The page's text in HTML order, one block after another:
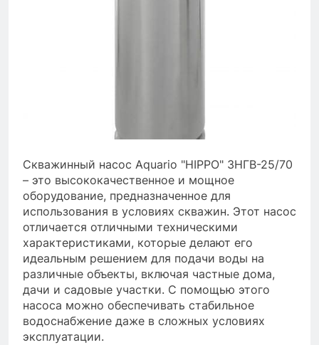
Скважинный насос Aquario "HIPPO" 3НГВ-25/70
– это высококачественное и мощное
оборудование, предназначенное для
использования в условиях скважин. Этот насос
отличается отличными техническими
характеристиками, которые делают его
идеальным решением для подачи воды на
различные объекты, включая частные дома,
дачи и садовые участки. С помощью этого
насоса можно обеспечивать стабильное
водоснабжение даже в сложных условиях
эксплуатации.